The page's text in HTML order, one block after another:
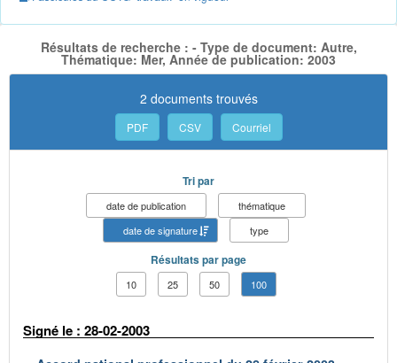
Résultats de recherche : - Type de document: Autre,
Thématique: Mer, Année de publication: 2003
2 documents trouvés
PDF CSV Courriel
Tri par
date de publication
thématique
date de signature
type
Résultats par page
10 25 50 100
Signé le : 28-02-2003